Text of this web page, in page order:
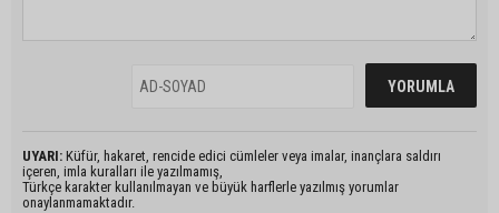
UYARI: Küfür, hakaret, rencide edici cümleler veya imalar, inançlara saldırı
içeren, imla kuralları ile yazılmamış,
Türkçe karakter kullanılmayan ve büyük harflerle yazılmış yorumlar
onaylanmamaktadır.